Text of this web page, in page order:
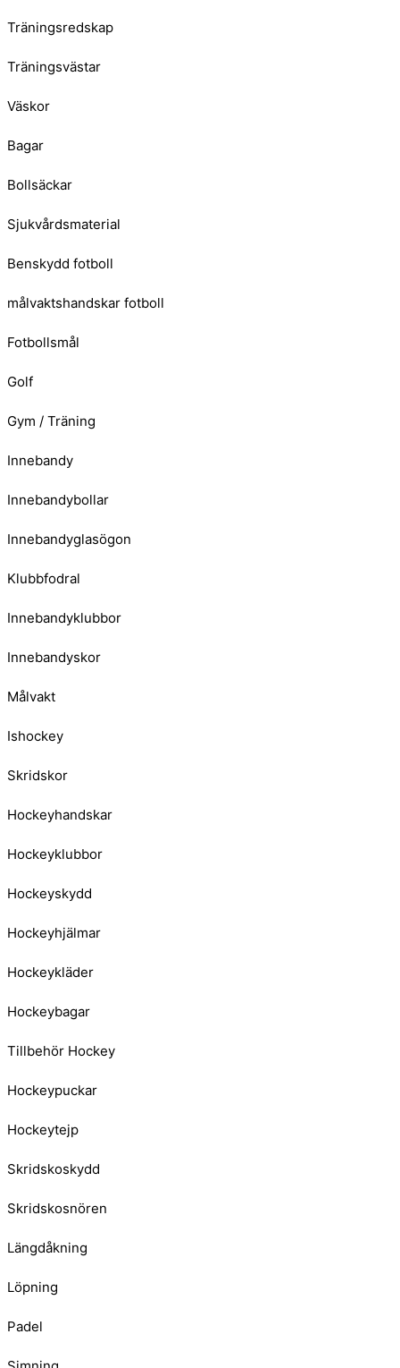
Träningsredskap
Träningsvästar
Väskor
Bagar
Bollsäckar
Sjukvårdsmaterial
Benskydd fotboll
målvaktshandskar fotboll
Fotbollsmål
Golf
Gym / Träning
Innebandy
Innebandybollar
Innebandyglasögon
Klubbfodral
Innebandyklubbor
Innebandyskor
Målvakt
Ishockey
Skridskor
Hockeyhandskar
Hockeyklubbor
Hockeyskydd
Hockeyhjälmar
Hockeykläder
Hockeybagar
Tillbehör Hockey
Hockeypuckar
Hockeytejp
Skridskoskydd
Skridskosnören
Längdåkning
Löpning
Padel